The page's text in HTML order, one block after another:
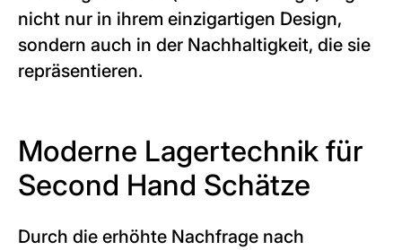
nicht nur in ihrem einzigartigen Design,
sondern auch in der Nachhaltigkeit, die sie
repräsentieren.
Moderne Lagertechnik für
Second Hand Schätze
Durch die erhöhte Nachfrage nach